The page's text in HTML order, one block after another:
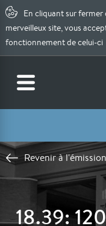
En cliquant sur
merveilleux site, vous
fonctionnement de celui-ci
Revenir à l'émission
18.39: